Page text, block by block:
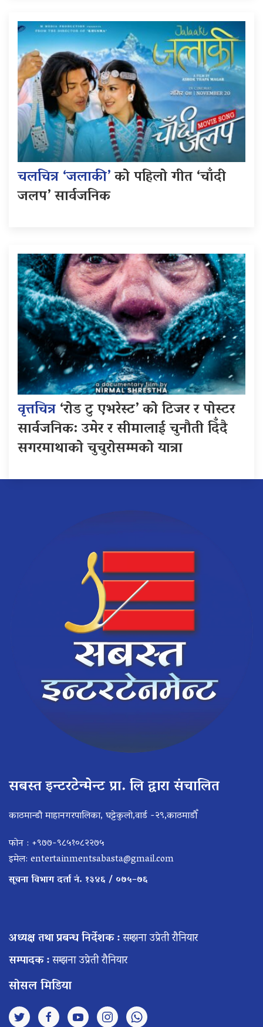
चलचित्र ‘जलाकी’को पहिलो गीत ‘चाँदी
जलप’ सार्वजनिक
वृत्तचित्र‘रोड टु एभरेस्ट’ को टिजर र पोस्टर
सार्वजनिक: उमेर र सीमालाई चुनौती दिँदै
सगरमाथाको चुचुरोसम्मको यात्रा
सबस्त इन्टरटेन्मेन्ट प्रा. लि द्वारा संचालित
काठमान्डौ माहानगरपालिका, घट्टेकुलो,वार्ड -२९,काठमाडौँ
फोन : +९७७-९८५१०८२२७५
इमेल: entertainmentsabasta@gmail.com
सूचना विभाग दर्ता नं. १३४६ / ०७५–७६
अध्यक्ष तथा प्रबन्ध निर्देशक :सम्झना उप्रेती रौनियार
सम्पादक :सम्झना उप्रेती रौनियार
सोसल मिडिया